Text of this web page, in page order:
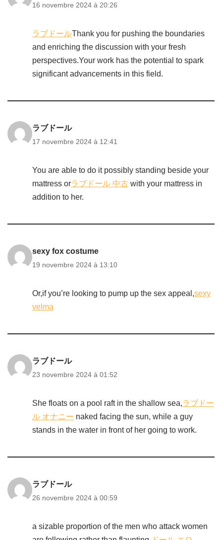
16 novembre 2024 à 20:26
ラブドールThank you for pushing the boundaries
and enriching the discussion with your fresh
perspectives.Your work has the potential to spark
significant advancements in this field.
ラブドール
17 novembre 2024 à 12:41
You are able to do it possibly standing beside your
mattress orラブドール 中古 with your mattress in
addition to her.
sexy fox costume
19 novembre 2024 à 13:10
Or,if you’re looking to pump up the sex appeal,sexy
velma
ラブドール
23 novembre 2024 à 01:52
She floats on a pool raft in the shallow sea,ラブドー
ル オナニー naked facing the sun, while a guy
stands in the water in front of her going to work.
ラブドール
26 novembre 2024 à 00:59
a sizable proportion of the men who attack women